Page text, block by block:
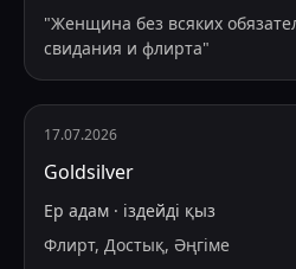
"Женщина без всяких
свидания и флирта"
17.07.2026
Goldsilver
Ер адам · іздейді қыз
Флирт, Достық, Әңгіме